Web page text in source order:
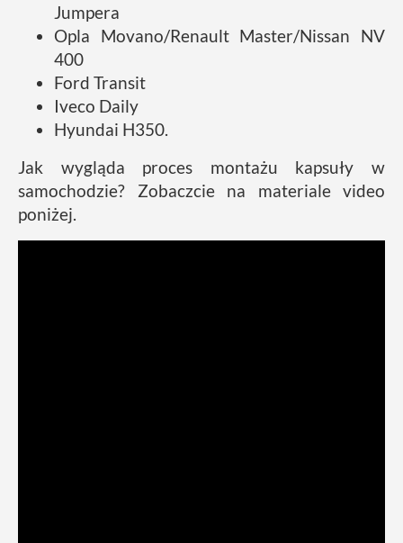
Jumpera
Opla Movano/Renault Master/Nissan NV
400
Ford Transit
Iveco Daily
Hyundai H350.
Jak wygląda proces montażu kapsuły w
samochodzie? Zobaczcie na materiale video
poniżej.